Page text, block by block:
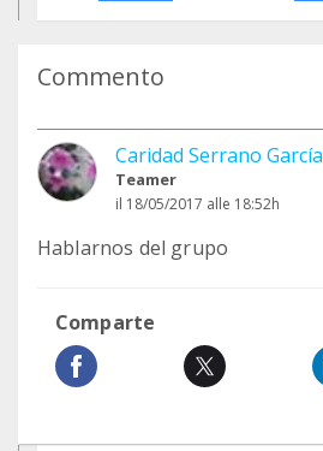
Commento
Caridad Serrano García
Teamer
il 18/05/2017 alle 18:52h
Hablarnos del grupo
Comparte